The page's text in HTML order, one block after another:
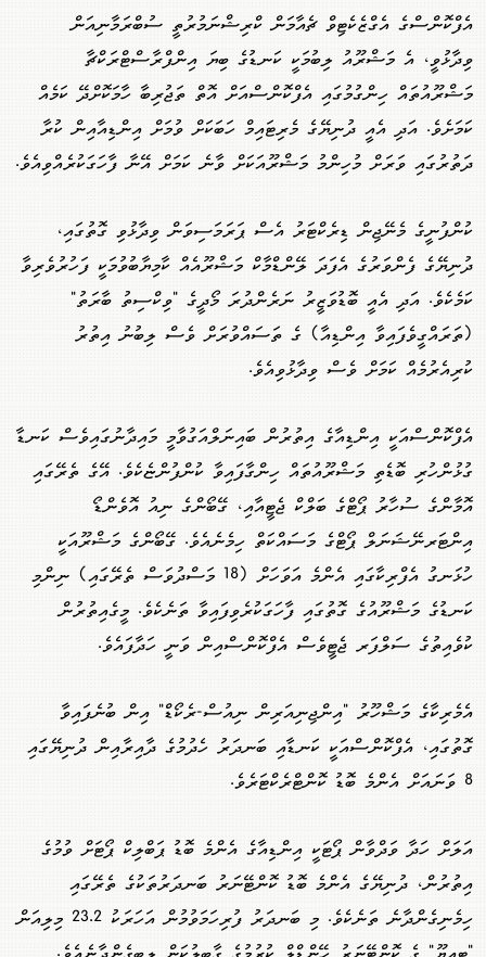
އެފްކޮންސްގެ އެގްޒެކެޓިވް ޗެއާމަން ކްރިޝްނަމުރުތީ ސުބްރަމާނިއަން
ވިދާޅުވީ، އެ މަޝްރޫއު ލިބުމަކީ ކަނޑުގެ ބިޔަ އިންފްރާސްޓްރަކްޗާ
މަޝްރޫއުތައް ހިންގުމުގައި އެފްކޮންސްއަށް އޮތް ތަޖުރިބާ ހާމަކޮށްދޭ ކަމެއް
ކަމަށެވެ. އަދި އެއީ ދުނިޔޭގެ މެރިޓައިމް ހަބަކަށް ވުމަށް އިންޑިއާއިން ކުރާ
ދަތުރުގައި ވަރަށް މުހިންމު މަޝްރޫއަކަށް ވާނެ ކަމަށް އޭނާ ފާހަގަކުރެއްވިއެވެ.
ކުންފުނީގެ މެނޭޖިން ޑިރެކްޓަރު އެސް ޕަރަމަސިވަން ވިދާޅުވި ގޮތުގައި،
ދުނިޔޭގެ ފެންވަރުގެ އެފަދަ ލޭންޑްމާކް މަޝްރޫއެއް ކާމިޔާބުވުމަކީ ފަހުރުވެރިވާ
ކަމެކެވެ. އަދި އެއީ ބޮޑުވަޒީރު ނަރެންދުރަ މޯދީގެ "ވިކްސިތު ބާރަތު"
(ތަރައްގީވެފައިވާ އިންޑިއާ) ގެ ތަސައްވުރަށް ވެސް ލިބުނު އިތުރު
ކުރިއެރުމެއް ކަމަށް ވެސް ވިދާޅުވިއެވެ.
އެފްކޮންސްއަކީ އިންޑިއާގެ އިތުރުން ބައިނަލްއަގުވާމީ މައިދާނުގައިވެސް ކަނޑާ
ގުޅުންހުރި ބޮޑެތި މަޝްރޫއުތައް ހިންގާފައިވާ ކުންފުންޏެކެވެ. އޭގެ ތެރޭގައި
އޮމާންގެ ސުހާރު ޕޯޓްގެ ބަލްކް ޖެޓީއާއި، ގޭބޯންގެ ނިއު އޮވެންޑޯ
އިންޓަރނޭޝަނަލް ޕޯޓްގެ މަސައްކަތް ހިމެނެއެވެ. ގޭބޯންގެ މަޝްރޫއަކީ
ހުޅަނގު އެފްރިކާގައި އެންމެ އަވަހަށް (18 މަސްދުވަސް ތެރޭގައި) ނިންމި
ކަނޑުގެ މަޝްރޫއުގެ ގޮތުގައި ފާހަގަކުރެވިފައިވާ ތަނެކެވެ. މީގެއިތުރުން
ކުވެއިތުގެ ސަލްފަރ ޖެޓީވެސް އެފްކޮންސްއިން ވަނީ ހަދާފައެވެ.
އެމެރިކާގެ މަޝްހޫރު "އިންޖިނިއަރިން ނިއުސް-ރެކޯޑް" އިން ބުނެފައިވާ
ގޮތުގައި، އެފްކޮންސްއަކީ ކަނޑާއި ބަނދަރު ހެދުމުގެ ދާއިރާއިން ދުނިޔޭގައި
8 ވަނައަށް އެންމެ ބޮޑު ކޮންޓްރެކްޓަރެވެ.
އަލަށް ހަދާ ވަދްވާން ޕޯޓަކީ އިންޑިއާގެ އެންމެ ބޮޑު ޕަބްލިކް ޕޯޓަށް ވުމުގެ
އިތުރުން، ދުނިޔޭގެ އެންމެ ބޮޑު ކޮންޓޭނަރު ބަނދަރުތަކުގެ ތެރޭގައި
ހިމެނިގެންދާނެ ތަނެކެވެ. މި ބަނދަރު ފުރިހަމަވުމުން އަހަރަކު 23.2 މިލިއަން